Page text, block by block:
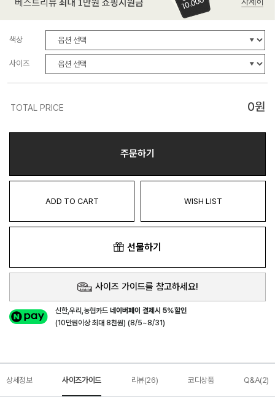
색상
사이즈
TOTAL PRICE 0원
주문하기
ADD TO CART WISH LIST
선물하기
사이즈 가이드를 참고하세요!
신한,우리,농협카드네이버페이 결제시 5%할인
(10만원이상 최대 8천원) (8/5~8/31)
상세정보 사이즈가이드 리뷰(26) 코디상품 Q&A(2)